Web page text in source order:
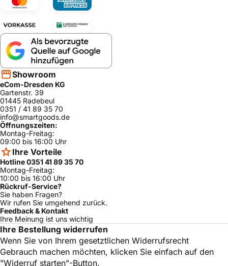
Showroom
eCom-Dresden KG
Gartenstr. 39
01445 Radebeul
0351 / 41 89 35 70
info@smartgoods.de
Öffnungszeiten:
Montag-Freitag:
09:00 bis 16:00 Uhr
Ihre Vorteile
Hotline 0351 41 89 35 70
Montag-Freitag:
10:00 bis 16:00 Uhr
Rückruf-Service?
Sie haben Fragen?
Wir rufen Sie umgehend zurück.
Feedback & Kontakt
Ihre Meinung ist uns wichtig
Ihre Bestellung widerrufen
Wenn Sie von Ihrem gesetztlichen Widerrufsrecht
Gebrauch machen möchten, klicken Sie einfach auf den
"Widerruf starten"-Button.